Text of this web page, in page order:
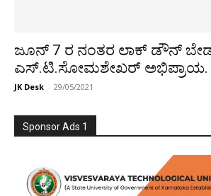
ಜೂನ್ 7 ರ ನಂತರ ಲಾಕ್ ಡೌನ್
ಎಸ್.ಟಿ.ಸೋಮಶೇಖರ್ ಅಭಿಪ್ರಾಯ.
JK Desk - 29/05/2021
Sponsor Ads 1